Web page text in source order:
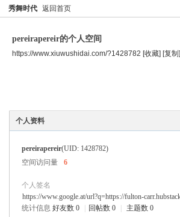
秀舞时代 返回首页
pereirapereir的个人空间
https://www.xiuwushidai.com/?1428782 [收藏] [复制]
个人资料
pereirapereir(UID: 1428782)
空间访问量
6
个人签名
https://www.google.at/url?q=https://fulton-
统计信息 好友数 0 回帖数 0 主题数 0